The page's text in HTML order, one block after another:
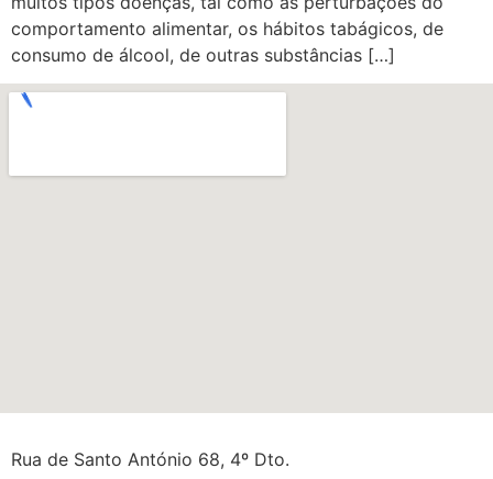
comportamento alimentar, os hábitos tabágicos, de
consumo de álcool, de outras substâncias […]
Rua de Santo António 68, 4º Dto.